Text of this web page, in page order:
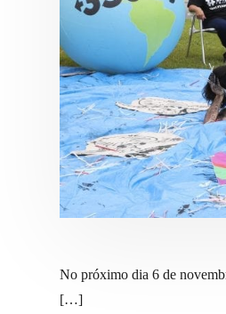
No próximo dia 6 de
[…]